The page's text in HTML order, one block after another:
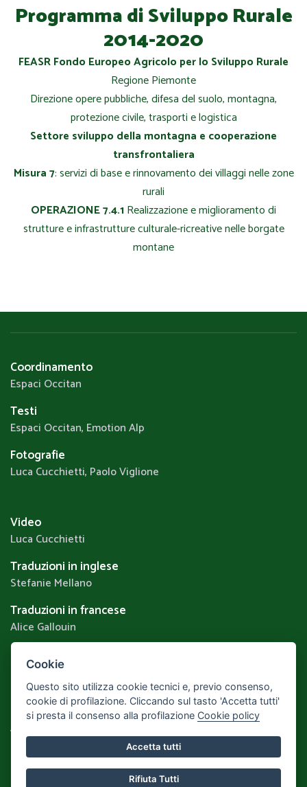
Programma di Sviluppo Rurale
2014-2020
FEASR Fondo Europeo Agricolo per lo Sviluppo Rurale
Regione Piemonte
Direzione opere pubbliche, difesa del suolo, montagna,
protezione civile, trasporti e logistica
Settore sviluppo della montagna e cooperazione
transfrontaliera
Misura 7: servizi di base e rinnovamento dei villaggi nelle zone
rurali
OPERAZIONE 7.4.1Realizzazione e miglioramento di
strutture e infrastrutture culturale-ricreative nelle borgate
montane
Coordinamento
Espaci Occitan
Testi
Espaci Occitan, Emotion Alp
Fotografie
Luca Cucchietti, Paolo Viglione
Video
Luca Cucchietti
Traduzioni in inglese
Stefanie Mellano
Traduzioni in francese
Alice Gallouin
Privacy & Cookie Policy
Realizzato daLeonardo Web
Area Riservata
Torna alla Home
Cookie
Questo sito utilizza cookie tecnici e, previo consenso,
cookie di profilazione. Cliccando sul tasto 'Accetta tutti'
si presta il consenso alla profilazione Cookie policy
Accetta tutti
Rifiuta Tutti